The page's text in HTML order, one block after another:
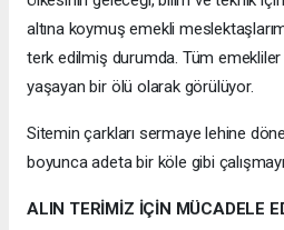
altına koymuş emekli
terk edilmiş durumda. Tüm emekliler
yaşayan bir ölü olarak görülüyor.
Sitemin çarkları sermaye lehine
boyunca adeta bir köle gibi
ALIN TERİMİZ İÇİN MÜCADELE